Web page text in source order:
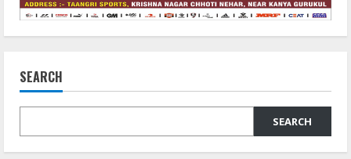
SEARCH
SEARCH